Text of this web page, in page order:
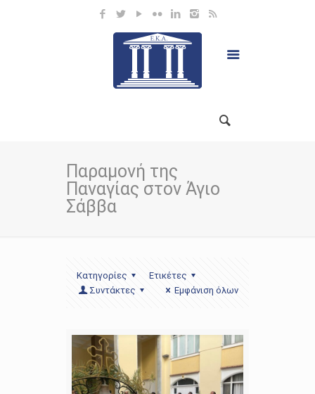
Παραμονή της
Παναγίας στον Άγιο
Σάββα
Κατηγορίες
Ετικέτες
Συντάκτες
Εμφάνιση όλων